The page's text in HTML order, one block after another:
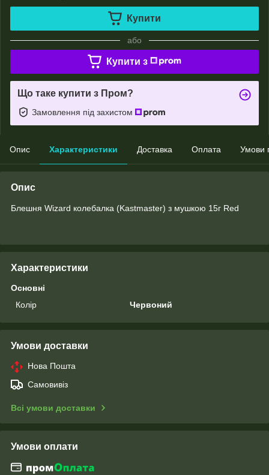
Купити
або
Купити з
Що таке купити з Пром?
Замовлення під захистом
Опис Характеристики Доставка Оплата Умови
Опис
Блешня Wizard колебалка (Kastmaster) з мушкою 15г Red
Характеристики
Основні
Колір
Червоний
Умови доставки
Нова Пошта
Самовивіз
Всі умови доставки
Умови оплати